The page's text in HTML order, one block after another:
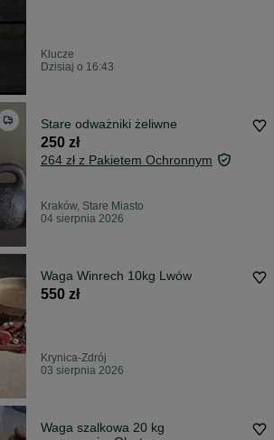
Klucze
Dzisiaj o 16:43
Stare odważniki żeliwne
250 zł
264 zł z Pakietem Ochronnym
Kraków, Stare Miasto
04 sierpnia 2026
Waga Winrech 10kg Lwów
550 zł
Krynica-Zdrój
03 sierpnia 2026
Waga szalkowa 20 kg